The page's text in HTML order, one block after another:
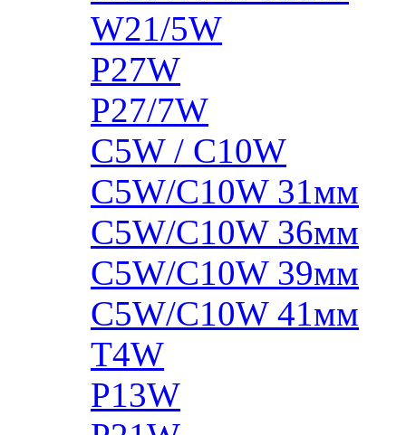
W21/5W
P27W
P27/7W
C5W / C10W
C5W/C10W 31мм
C5W/C10W 36мм
C5W/C10W 39мм
C5W/C10W 41мм
T4W
P13W